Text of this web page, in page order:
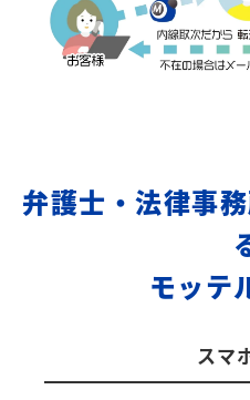
弁護士・法律事
モッテ
スマ